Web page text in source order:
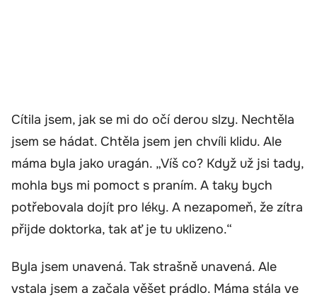
Cítila jsem, jak se mi do očí derou slzy. Nechtěla
jsem se hádat. Chtěla jsem jen chvíli klidu. Ale
máma byla jako uragán. „Víš co? Když už jsi tady,
mohla bys mi pomoct s praním. A taky bych
potřebovala dojít pro léky. A nezapomeň, že zítra
přijde doktorka, tak ať je tu uklizeno.“
Byla jsem unavená. Tak strašně unavená. Ale
vstala jsem a začala věšet prádlo. Máma stála ve